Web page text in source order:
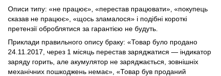
Описи типу: «не працює», «перестав працювати», «покупець
сказав не працює», «щось зламалося» і подібні короткі
претензії оброблятися за гарантією не будуть.
Приклади правильного опису браку: «Товар було продано
24.11.2017, через 1 місяць перестав заряджатися — індикатор
заряду горить, але акумулятор не заряджається, зовнішніх
механічних пошкоджень немає», «Товар був проданий